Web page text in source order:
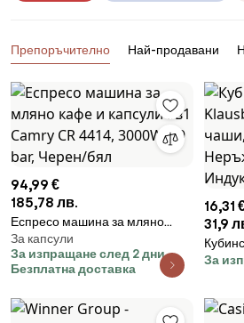
Продукти
Препоръчително Най-продавани
94,99 €
185,78 лв.
Еспресо машина за мляно
кафе и капсули 9в1 Camry CR
4414, 3000W, 19 bar, Черен/бял
За капсули
За изпращане след 2 дни
Безплатна доставка
16,31
31,9
KB
За